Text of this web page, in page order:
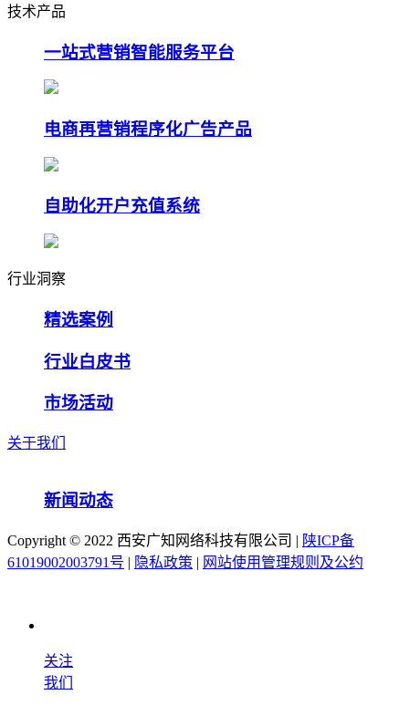
技术产品
一站式营销智能服务平台
电商再营销程序化广告产品
自助化开户充值系统
行业洞察
精选案例
行业白皮书
市场活动
关于我们
新闻动态
Copyright ©️ 2022 西安广知网络科技有限公司 | 陕ICP备
61019002003791号 | 隐私政策 | 网站使用管理规则及公约
关注
我们